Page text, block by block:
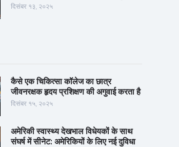
दिसंबर १३, २०२५
कैसे एक चिकित्सा कॉलेज का छात्र
जीवनरक्षक हृदय प्रशिक्षण की अगुवाई करता है
दिसंबर १५, २०२५
अमेरिकी स्वास्थ्य देखभाल विधेयकों के साथ
संघर्ष में सीनेट: अमेरिकियों के लिए नई दुविधा